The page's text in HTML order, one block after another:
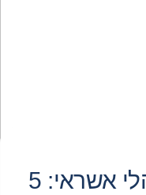
סמנכ"לי כספים, מנהלי אשראי: 5